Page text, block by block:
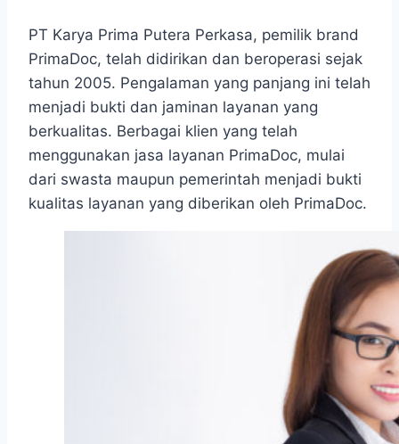
PT Karya Prima Putera Perkasa, pemilik brand
PrimaDoc, telah didirikan dan beroperasi sejak
tahun 2005. Pengalaman yang panjang ini telah
menjadi bukti dan jaminan layanan yang
berkualitas. Berbagai klien yang telah
menggunakan jasa layanan PrimaDoc, mulai
dari swasta maupun pemerintah menjadi bukti
kualitas layanan yang diberikan oleh PrimaDoc.